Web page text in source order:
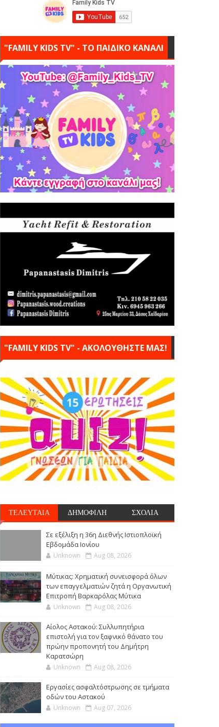
"FAMILY KIDS TV" - ΤΟ ΠΑΙΔΙΚΟ ΚΑΝΑΛΙ
"FAMILY KIDS TV" - ΑΚΟΛΟΥΘΗΣΤΕ ΜΑΣ!
ΤΕΛΕΥΤΑΙΑ ΔΗΜΟΦΙΛΗ ΣΧΟΛΙΑ
Σε εξέλιξη η 36η Διεθνής Ιστιοπλοϊκή
Εβδομάδα Ιονίου
Unknown Aug 08, 2026
Μύτικας: Χρηματική συνεισφορά όλων
των επαγγελματιών ζητά η Οργανωτική
Επιτροπή Βαρκαρόλας Μύτικα
Unknown Aug 08, 2026
Αίολος Αστακού: Συλλυπητήρια
επιστολή για τον ξαφνικό θάνατο του
πρώην προπονητή του Δημήτρη
Καρατσώρη
Unknown Aug 08, 2026
Εργασίες ασφαλτόστρωσης σε τμήματα
οδών του Αστακού
Unknown Aug 07, 2026